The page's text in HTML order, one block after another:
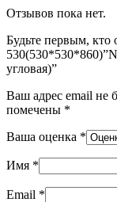
Отзывов пока нет.
Будьте первым,
угловая)”
Ваш адрес email не
помечены *
Ваша оценка *
Имя *
Email *